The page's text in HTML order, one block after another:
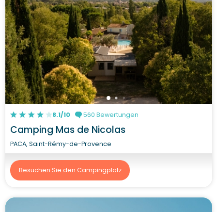
8.1/10 560 Bewertungen
Camping Mas de Nicolas
PACA, Saint-Rémy-de-Provence
Besuchen Sie den Campingplatz